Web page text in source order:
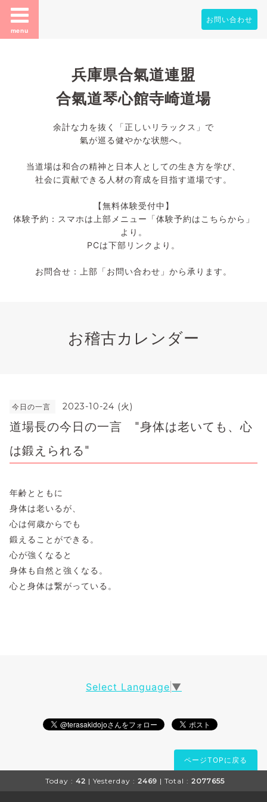
menu
お問い合わせ
兵庫県合氣道連盟
合氣道琴心館寺崎道場
余計な力を抜く「正しいリラックス」で
氣が巡る健やかな状態へ。
当道場は和合の精神と日本人としての生き方を学び、
社会に貢献できる人材の育成を目指す道場です。
【無料体験受付中】
体験予約：スマホは上部メニュー「体験予約はこちらから」
より。
PCは下部リンクより。
お問合せ：上部「お問い合わせ」から承ります。
お稽古カレンダー
今日の一言 2023-10-24 (火)
道場長の今日の一言 "身体は老いても、心
は鍛えられる"
年齢とともに
身体は老いるが、
心は何歳からでも
鍛えることができる。
心が強くなると
身体も自然と強くなる。
心と身体は繋がっている。
Select Language ▼
ページTOPに戻る
Today : 42 | Yesterday : 2469 | Total : 2077655